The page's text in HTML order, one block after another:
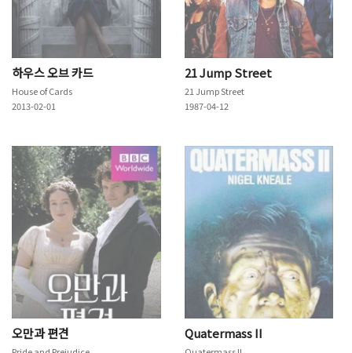
하우스 오브 카드
House of Cards
2013-02-01
21 Jump Street
21 Jump Street
1987-04-12
오만과 편견 Quatermass II